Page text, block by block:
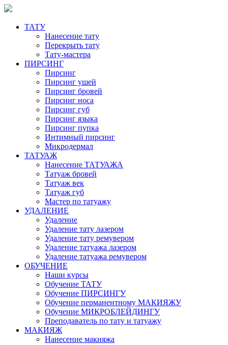
ТАТУ
Нанесение тату
Перекрыть тату
Тату-мастера
ПИРСИНГ
Пирсинг
Пирсинг ушей
Пирсинг бровей
Пирсинг носа
Пирсинг губ
Пирсинг языка
Пирсинг пупка
Интимный пирсинг
Микродермал
ТАТУАЖ
Нанесение ТАТУАЖА
Татуаж бровей
Татуаж век
Татуаж губ
Мастер по татуажу
УДАЛЕНИЕ
Удаление
Удаление тату лазером
Удаление тату ремувером
Удаление татуажа лазером
Удаление татуажа ремувером
ОБУЧЕНИЕ
Наши курсы
Обучение ТАТУ
Обучение ПИРСИНГУ
Обучение перманентному МАКИЯЖУ
Обучение МИКРОБЛЕЙДИНГУ
Преподаватель по тату и татуажу
МАКИЯЖ
Нанесение макияжа